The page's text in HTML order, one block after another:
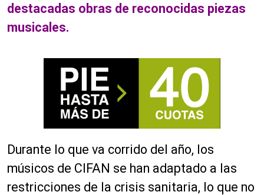
destacadas obras de reconocidas piezas
musicales.
Durante lo que va corrido del año, los
músicos de CIFAN se han adaptado a las
restricciones de la crisis sanitaria, lo que no